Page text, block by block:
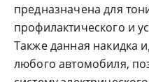
предназначена для
профилактического и
Также данная накидка
любого автомобиля,